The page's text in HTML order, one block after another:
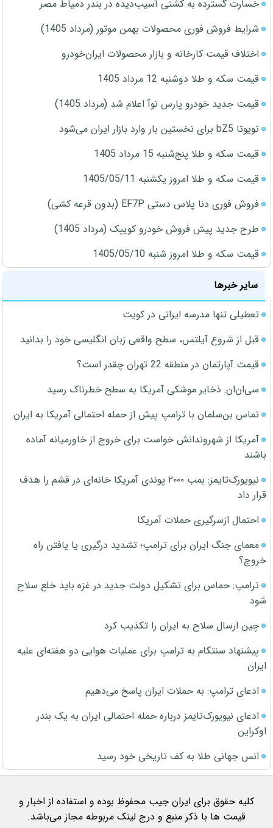
خسارت گسترده به کشتی آسیب‌دیده در بندر دمیاط مصر
شرایط فروش فوری محصولات بهمن موتور (مرداد 1405)
اختلاف قیمت کارخانه و بازار محصولات ایران‌خودرو
قیمت سکه و طلا دوشنبه 12 مرداد 1405
قیمت جدید خودرو پارس نوآ اعلام شد (مرداد 1405)
تویوتا bZ5 برای نخستین بار وارد بازار ایران می‌شود
قیمت سکه و طلا پنج‌شنبه 15 مرداد 1405
قیمت سکه و طلا امروز یکشنبه 1405/05/11
فروش فوری دنا پلاس دستی EF7P (بدون قرعه کشی)
طرح جدید پیش فروش خودرو کوییک (مرداد 1405)
قیمت سکه و طلا امروز شنبه 1405/05/10
سایر خبرها
تعطیلی تنها مدرسه ایرانی در کویت
قبل از شروع آیلتس، سطح واقعی زبان انگلیسی خود را بدانید
قیمت آپارتمان در منطقه 22 تهران چقدر است؟
سی‌ان‌ان: ذخایر موشکی آمریکا به سطح خطرناک رسید
تماس بن‌سلمان با ترامپ پیش از حمله احتمالی آمریکا به ایران
آمریکا از شهروندانش خواست برای خروج از خاورمیانه آماده
باشند
نیویورک‌تایمز: بمب ۲۰۰۰ پوندی آمریکا خانه‌ای در قشم را هدف
قرار داد
احتمال ازسرگیری حملات آمریکا
معمای جنگ ایران برای ترامپ؛ تشدید درگیری یا یافتن راه
خروج؟
ترامپ: حماس برای تشکیل دولت جدید در غزه باید خلع سلاح
شود
چین ارسال سلاح به ایران را تکذیب کرد
پیشنهاد سنتکام به ترامپ برای عملیات هوایی دو هفته‌ای علیه
ایران
ادعای ترامپ: به حملات ایران پاسخ می‌دهیم
ادعای نیویورک‌تایمز درباره حمله احتمالی ایران به یک بندر
اوکراین
انس جهانی طلا به کف تاریخی خود رسید
کلیه حقوق برای ایران جیب محفوظ بوده و استفاده از اخبار و
قیمت ها با ذکر منبع و درج لینک مربوطه مجاز می‌باشد.